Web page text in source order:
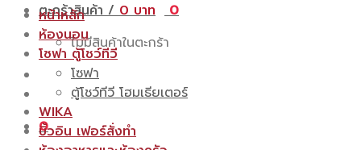
ตะกร้าสินค้า /0
0
ไม่มีสินค้าในตะกร้า
0
หน้าหลัก
ห้องนอน
โซฟา ตู้โชว์ทีวี
โซฟา
ตู้โชว์ทีวี โฮมเธียเตอร์
WIKA
บิ้วอิน เฟอร์สั่งทำ